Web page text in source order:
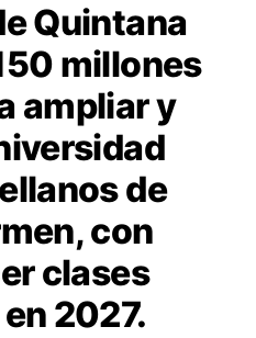
Quintana
millones
ampliar y
de
con
clases
2027.